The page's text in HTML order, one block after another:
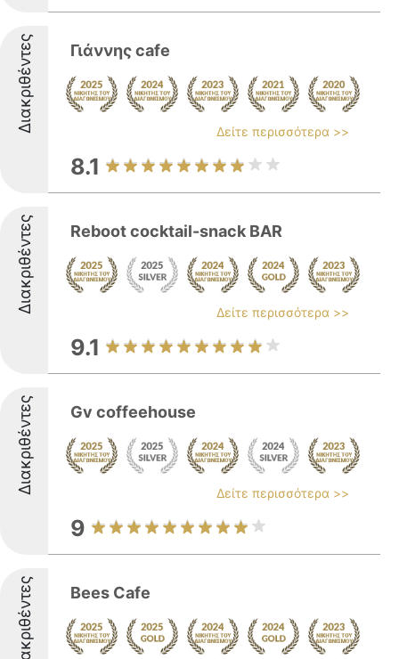
Διακριθέντες Γιάννης cafe
Δείτε περισσότερα >>
8.1
Διακριθέντες Reboot cocktail-snack BAR
Δείτε περισσότερα >>
9.1
Διακριθέντες Gv coffeehouse
Δείτε περισσότερα >>
9
Διακριθέντες Bees Cafe